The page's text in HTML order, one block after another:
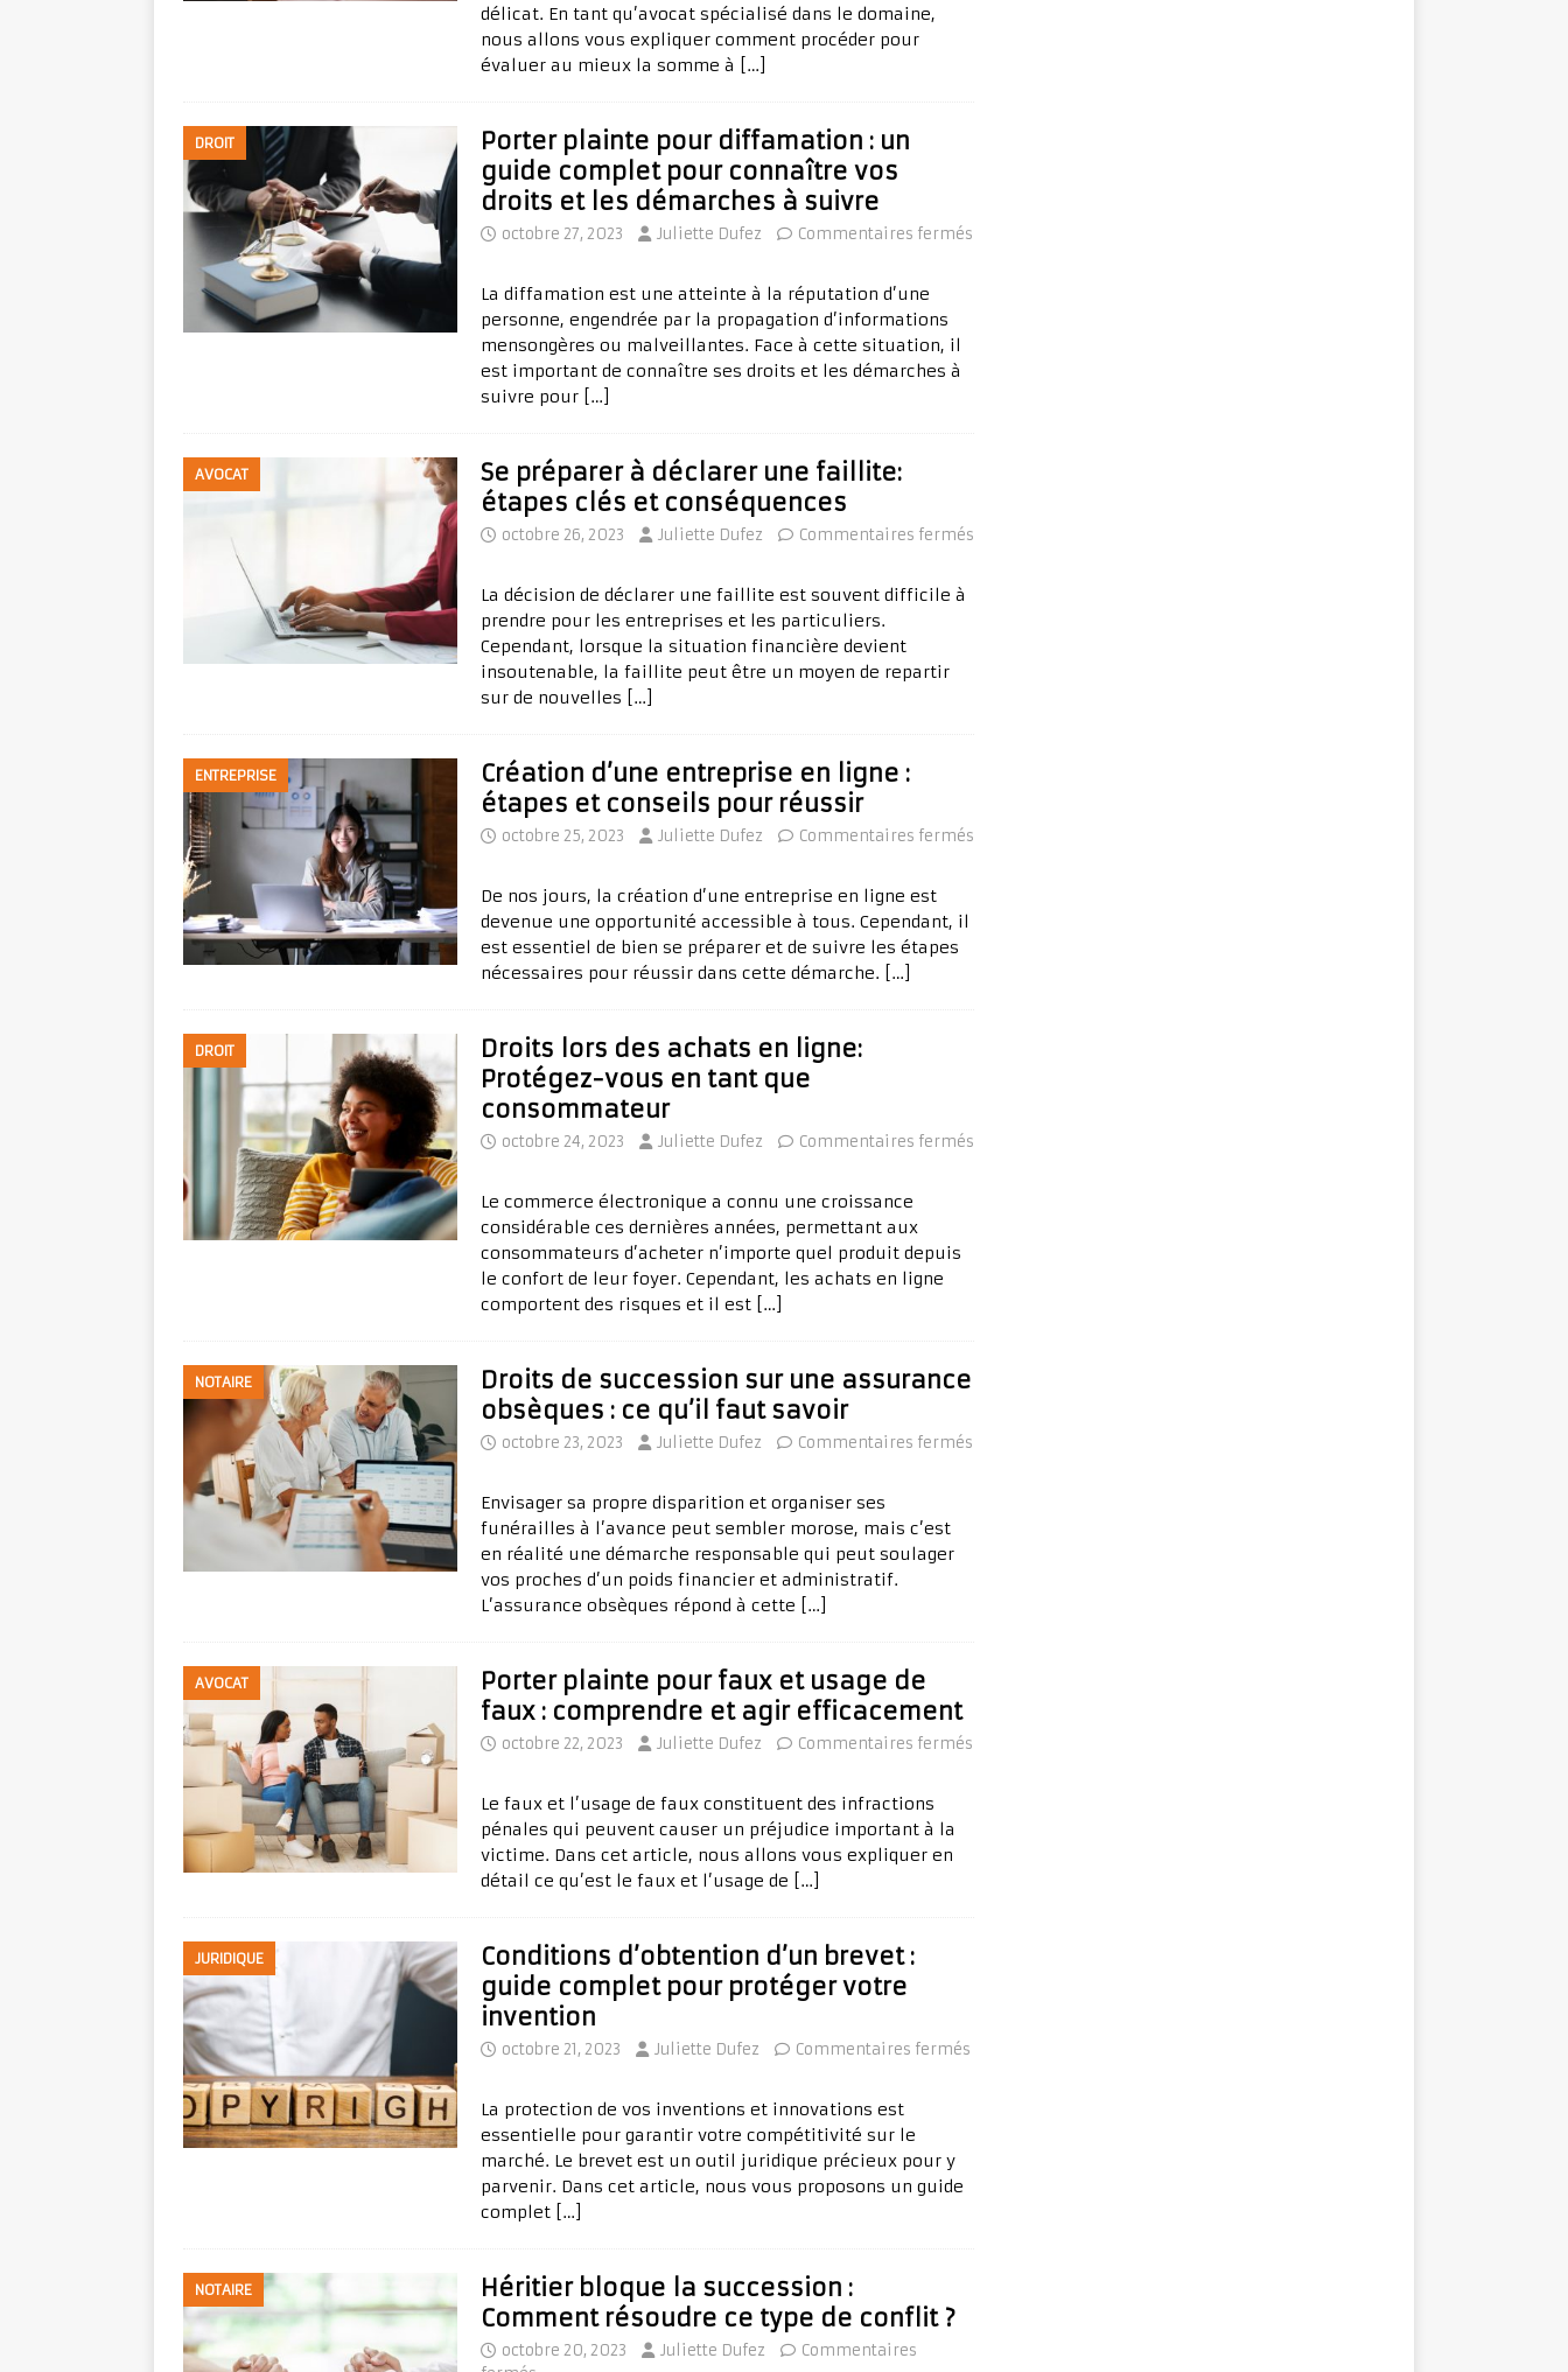
délicat. En tant qu’avocat spécialisé dans le domaine,
nous allons vous expliquer comment procéder pour
évaluer au mieux la somme à
[…]
DROIT
Porter plainte pour diffamation : un
guide complet pour connaître vos
droits et les démarches à suivre
octobre 27, 2023 Juliette Dufez Commentaires fermés
La diffamation est une atteinte à la réputation d’une
personne, engendrée par la propagation d’informations
mensongères ou malveillantes. Face à cette situation, il
est important de connaître ses droits et les démarches à
suivre pour
[…]
AVOCAT
Se préparer à déclarer une faillite:
étapes clés et conséquences
octobre 26, 2023 Juliette Dufez Commentaires fermés
La décision de déclarer une faillite est souvent difficile à
prendre pour les entreprises et les particuliers.
Cependant, lorsque la situation financière devient
insoutenable, la faillite peut être un moyen de repartir
sur de nouvelles
[…]
ENTREPRISE
Création d’une entreprise en ligne :
étapes et conseils pour réussir
octobre 25, 2023 Juliette Dufez Commentaires fermés
De nos jours, la création d’une entreprise en ligne est
devenue une opportunité accessible à tous. Cependant, il
est essentiel de bien se préparer et de suivre les étapes
nécessaires pour réussir dans cette démarche.
[…]
DROIT
Droits lors des achats en ligne:
Protégez-vous en tant que
consommateur
octobre 24, 2023 Juliette Dufez Commentaires fermés
Le commerce électronique a connu une croissance
considérable ces dernières années, permettant aux
consommateurs d’acheter n’importe quel produit depuis
le confort de leur foyer. Cependant, les achats en ligne
comportent des risques et il est
[…]
NOTAIRE
Droits de succession sur une assurance
obsèques : ce qu’il faut savoir
octobre 23, 2023 Juliette Dufez Commentaires fermés
Envisager sa propre disparition et organiser ses
funérailles à l’avance peut sembler morose, mais c’est
en réalité une démarche responsable qui peut soulager
vos proches d’un poids financier et administratif.
L’assurance obsèques répond à cette
[…]
AVOCAT
Porter plainte pour faux et usage de
faux : comprendre et agir efficacement
octobre 22, 2023 Juliette Dufez Commentaires fermés
Le faux et l’usage de faux constituent des infractions
pénales qui peuvent causer un préjudice important à la
victime. Dans cet article, nous allons vous expliquer en
détail ce qu’est le faux et l’usage de
[…]
JURIDIQUE
Conditions d’obtention d’un brevet :
guide complet pour protéger votre
invention
octobre 21, 2023 Juliette Dufez Commentaires fermés
La protection de vos inventions et innovations est
essentielle pour garantir votre compétitivité sur le
marché. Le brevet est un outil juridique précieux pour y
parvenir. Dans cet article, nous vous proposons un guide
complet
[…]
NOTAIRE
Héritier bloque la succession :
Comment résoudre ce type de conflit ?
octobre 20, 2023 Juliette Dufez
Commentaires